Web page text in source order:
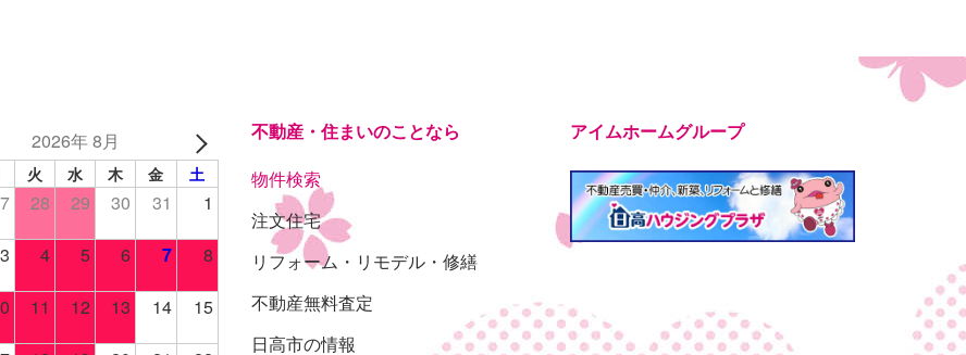
2026年 8月
火 水 木 金 土
28 29 30 31 1
3 4 5 6 7 8
11 12 13 14 15
不動産・住まいのことなら
物件検索
注文住宅
リフォーム・リモデル・修繕
不動産無料査定
日高市の情報
アイムホームグループ